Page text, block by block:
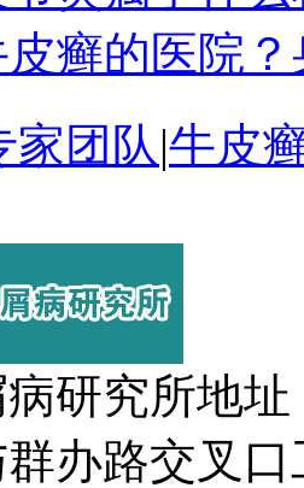
癣的医院
家团队|牛皮
研究所地
群办路交叉